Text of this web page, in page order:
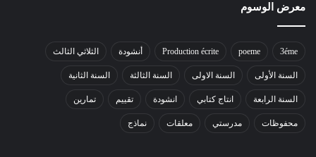
معرض الوسوم
3éme
poeme
Production écrite أنشودة الثلاثي الثالث
السنة الأولى السنة الاولى السنة الثالثة السنة الثانية
السنة الرابعة انتاج كتابي انشودة تقييم تمارين
محفوظات مدرستي معلقات نماذج